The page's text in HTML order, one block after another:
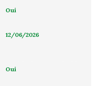
Oui
12/06/2026
Oui